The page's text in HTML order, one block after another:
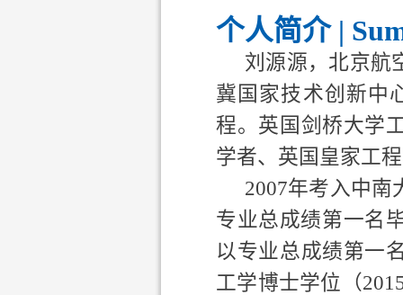
个人简介|
刘源源，北京航
冀国家技术创新中
程。英国剑桥大学
学者、英国皇家工
2007年考入中南
专业总成绩第一名
以专业总成绩第一
工学博士学位（